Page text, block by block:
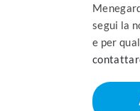
segui la
e per